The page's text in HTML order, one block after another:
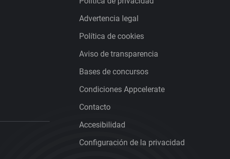
Advertencia legal
Política de cookies
Aviso de transparencia
Bases de concursos
Condiciones Appcelerate
Contacto
Accesibilidad
Configuración de la privacidad